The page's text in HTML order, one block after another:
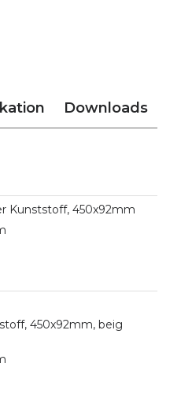
Downloads
Kunststoff, 450x92mm
450x92mm, beig